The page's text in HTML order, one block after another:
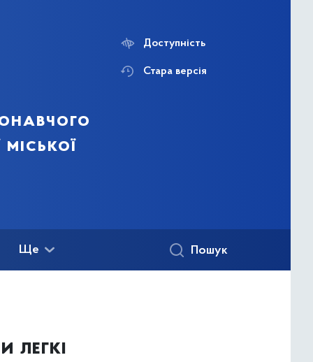
Доступність
Стара версія
Ще Пошук
легкі